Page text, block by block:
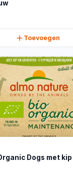
Toevoegen
Dogs met